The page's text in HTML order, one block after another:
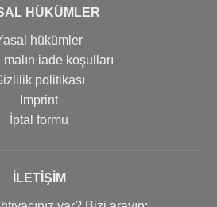
HÜKÜMLER
hükümler
malın iade koşulları
politikası
Imprint
İptal formu
İLETIŞIM